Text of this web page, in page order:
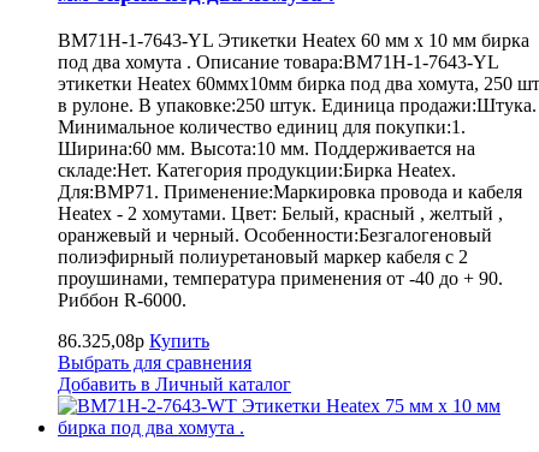
BM71H-1-7643-YL Этикетки Heatex 60 мм x 10 мм бирка
под два хомута . Описание товара:BM71H-1-7643-YL
этикетки Heatex 60ммx10мм бирка под два хомута, 250
в рулоне. В упаковке:250 штук. Единица продажи:Штука.
Минимальное количество единиц для покупки:1.
Ширина:60 мм. Высота:10 мм. Поддерживается на
складе:Нет. Категория продукции:Бирка Heatex.
Для:BMP71. Применение:Маркировка провода и кабеля
Heatex - 2 хомутами. Цвет: Белый, красный , желтый ,
оранжевый и черный. Особенности:Безгалогеновый
полиэфирный полиуретановый маркер кабеля с 2
проушинами, температура применения от -40 до + 90.
Риббон R-6000.
86.325,08р Купить
Выбрать для сравнения
Добавить в Личный каталог